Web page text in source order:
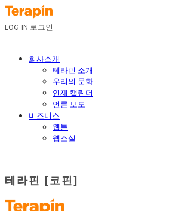
LOG IN 로그인
회사소개
테라핀 소개
우리의 문화
연재 캘린더
언론 보도
비즈니스
웹툰
웹소설
테라핀 [코핀]